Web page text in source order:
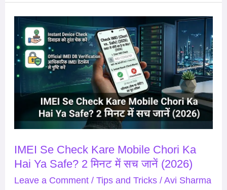
IMEI Se Check Kare Mobile Chori Ka
Hai Ya Safe? 2 मिनट में सच जानें (2026)
Leave a Comment / Tips and Tricks/ Avi Sharma
IMEI
Se
Check
Kare
Chori
Safe?
2
मिनट